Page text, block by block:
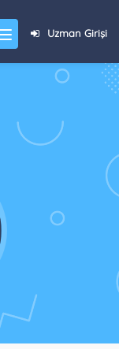
Uzman Girişi